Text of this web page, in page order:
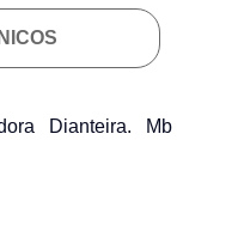
Dianteira. Mb